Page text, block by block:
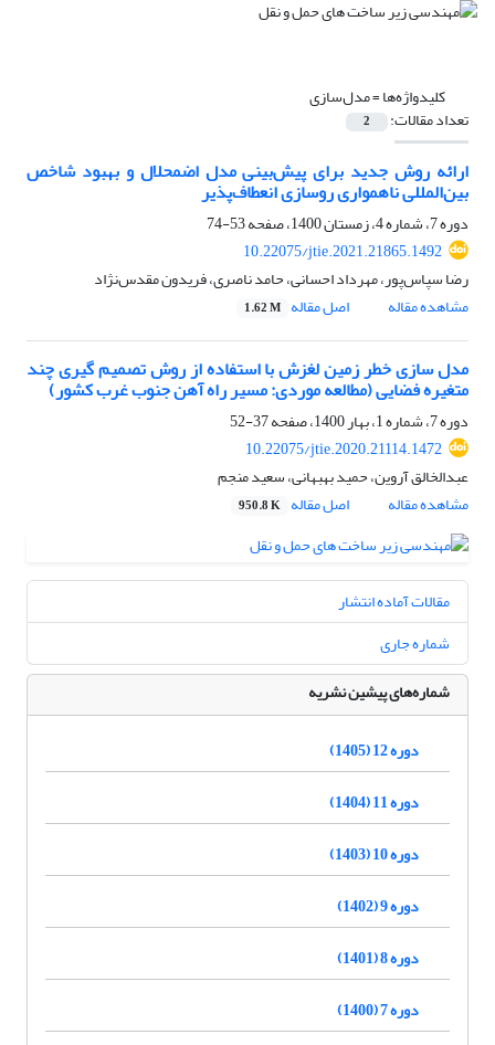
کلیدواژه‌ها =مدل‌سازی
تعداد مقالات: 2
ارائه روش جدید برای پیش‌بینی مدل اضمحلال و بهبود شاخص
بین‌المللی ناهمواری روسازی انعطاف‌پذیر
دوره 7، شماره 4، زمستان 1400، صفحه
53-74
10.22075/jtie.2021.21865.1492
رضا سپاس‌پور، مهرداد احسانی، حامد ناصری، فریدون مقدس‌نژاد
مشاهده مقاله
اصل مقاله 1.62 M
مدل سازی خطر زمین لغزش با استفاده از روش تصمیم گیری چند
متغیره فضایی (مطالعه موردی: مسیر راه آهن جنوب غرب کشور)
دوره 7، شماره 1، بهار 1400، صفحه
37-52
10.22075/jtie.2020.21114.1472
عبدالخالق آروین، حمید بهبهانی، سعید منجم
مشاهده مقاله
اصل مقاله 950.8 K
مقالات آماده انتشار
شماره جاری
شماره‌های پیشین نشریه
دوره 12 (1405)
دوره 11 (1404)
دوره 10 (1403)
دوره 9 (1402)
دوره 8 (1401)
دوره 7 (1400)